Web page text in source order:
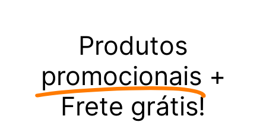
Produtos
promocionais +
Frete grátis!